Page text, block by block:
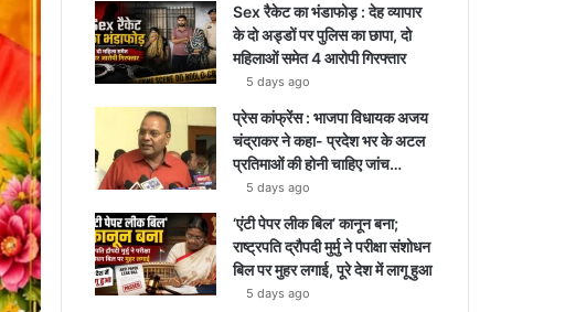
Sex रैकेट का भंडाफोड़ : देह व्यापार
के दो अड्डों पर पुलिस का छापा, दो
महिलाओं समेत 4 आरोपी गिरफ्तार
5 days ago
प्रेस कांफ्रेंस : भाजपा विधायक अजय
चंद्राकर ने कहा- प्रदेश भर के अटल
प्रतिमाओं की होनी चाहिए जांच…
5 days ago
‘एंटी पेपर लीक बिल’ कानून बना;
राष्ट्रपति द्रौपदी मुर्मु ने परीक्षा संशोधन
बिल पर मुहर लगाई, पूरे देश में लागू हुआ
5 days ago